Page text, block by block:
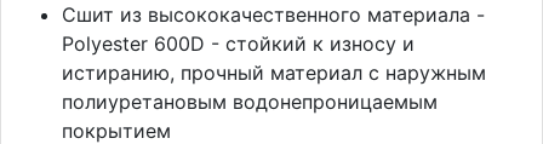
Сшит из высококачественного материала -
Polyester 600D - стойкий к износу и
истиранию, прочный материал с наружным
полиуретановым водонепроницаемым
покрытием